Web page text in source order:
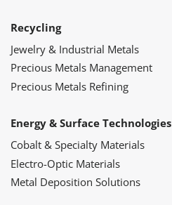
Recycling
Jewelry & Industrial Metals
Precious Metals Management
Precious Metals Refining
Energy & Surface Technologies
Cobalt & Specialty Materials
Electro-Optic Materials
Metal Deposition Solutions